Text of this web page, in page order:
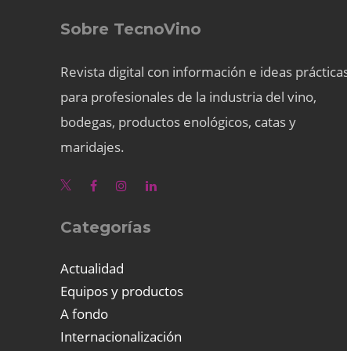
Sobre TecnoVino
Revista digital con información e ideas
para profesionales de la industria del vino,
bodegas, productos enológicos, catas y
maridajes.
Categorías
Actualidad
Equipos y productos
A fondo
Internacionalización